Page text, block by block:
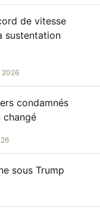
de vitesse
sustentation
2026
condamnés
sous Trump